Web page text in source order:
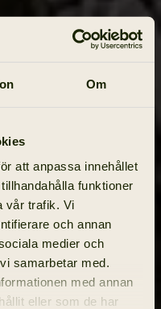
Om
att anpassa innehållet
funktioner
vår trafik. Vi
och annan
medier och
samarbetar med.
med annan
eller som de har